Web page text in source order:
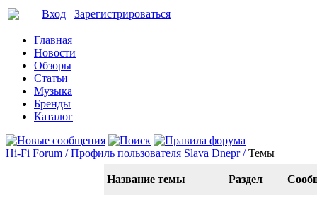
Вход Зарегистрироваться
Главная
Новости
Обзоры
Статьи
Музыка
Бренды
Каталог
Hi-Fi Forum / Профиль пользователя Slava Dnepr / Темы
Название темы Раздел